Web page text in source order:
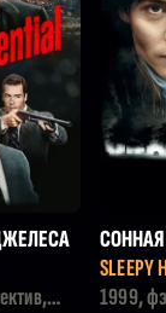
SLEEPY
1999,